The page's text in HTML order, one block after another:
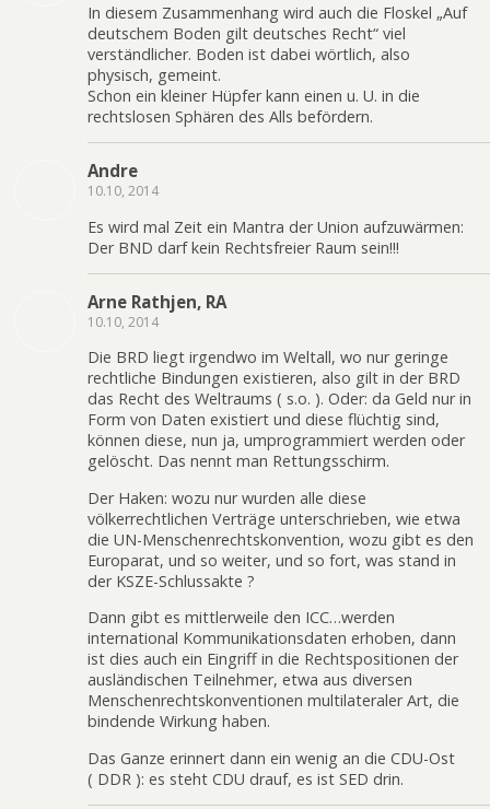
In diesem Zusammenhang wird auch die Floskel „Auf
deutschem Boden gilt deutsches Recht“ viel
verständlicher. Boden ist dabei wörtlich, also
physisch, gemeint.
Schon ein kleiner Hüpfer kann einen u. U. in die
rechtslosen Sphären des Alls befördern.
Andre
10.10, 2014
Es wird mal Zeit ein Mantra der Union aufzuwärmen:
Der BND darf kein Rechtsfreier Raum sein!!!
Arne Rathjen, RA
10.10, 2014
Die BRD liegt irgendwo im Weltall, wo nur geringe
rechtliche Bindungen existieren, also gilt in der BRD
das Recht des Weltraums ( s.o. ). Oder: da Geld nur in
Form von Daten existiert und diese flüchtig sind,
können diese, nun ja, umprogrammiert werden oder
gelöscht. Das nennt man Rettungsschirm.
Der Haken: wozu nur wurden alle diese
völkerrechtlichen Verträge unterschrieben, wie etwa
die UN-Menschenrechtskonvention, wozu gibt es den
Europarat, und so weiter, und so fort, was stand in
der KSZE-Schlussakte ?
Dann gibt es mittlerweile den ICC…werden
international Kommunikationsdaten erhoben, dann
ist dies auch ein Eingriff in die Rechtspositionen der
ausländischen Teilnehmer, etwa aus diversen
Menschenrechtskonventionen multilateraler Art, die
bindende Wirkung haben.
Das Ganze erinnert dann ein wenig an die CDU-Ost
( DDR ): es steht CDU drauf, es ist SED drin.